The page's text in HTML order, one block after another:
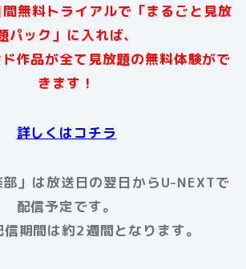
無料トライアルで「まるごと見放
パック」に入れば、
作品が全て見放題の無料体験がで
きます！
詳しくはコチラ
部」は放送日の翌日からU-NEXTで
配信予定です。
期間は約2週間となります。